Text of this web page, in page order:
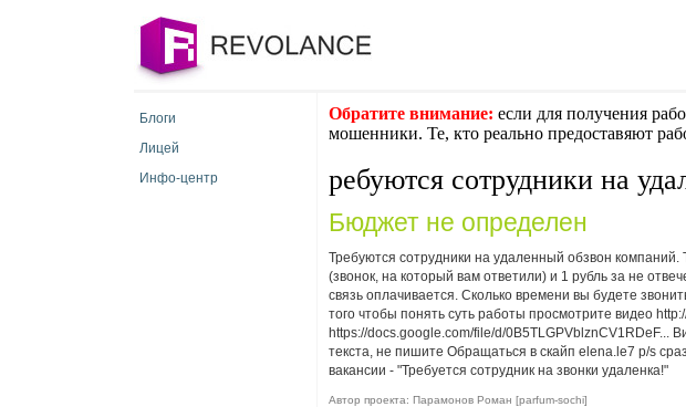
Блоги
Лицей
Инфо-центр
Обратите внимание: если для получения
мошенники. Те, кто реально предоставяют
ребуются сотрудники на
Бюджет не определен
Требуются сотрудники на удаленный обзвон
(звонок, на который вам ответили) и 1 рубль за не
связь оплачивается. Сколько времени вы будете
того чтобы понять суть работы просмотрите видео
https://docs.google.com/file/d/0B5TLGPVblznCV1RDeF...
текста, не пишите Обращаться в скайп elena.le7 p/s
вакансии - "Требуется сотрудник на звонки удаленка!"
Автор проекта: Парамонов Роман [parfum-sochi]